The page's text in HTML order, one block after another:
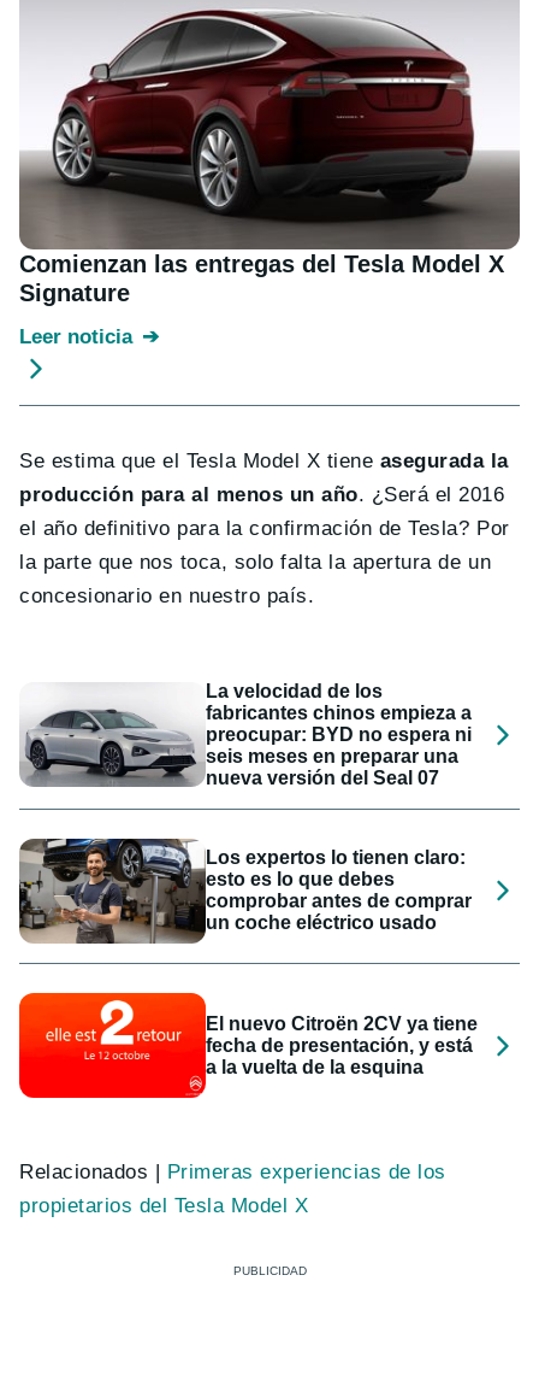
Comienzan las entregas del Tesla Model X
Signature
Leer noticia
Se estima que el Tesla Model X tiene asegurada la
producción para al menos un año. ¿Será el 2016
el año definitivo para la confirmación de Tesla? Por
la parte que nos toca, solo falta la apertura de un
concesionario en nuestro país.
La velocidad de los
fabricantes chinos empieza a
preocupar: BYD no espera ni
seis meses en preparar una
nueva versión del Seal 07
Los expertos lo tienen claro:
esto es lo que debes
comprobar antes de comprar
un coche eléctrico usado
El nuevo Citroën 2CV ya tiene
fecha de presentación, y está
a la vuelta de la esquina
Relacionados |
Primeras experiencias de los
propietarios del Tesla Model X